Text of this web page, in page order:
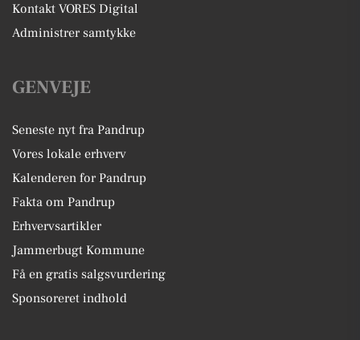
Kontakt VORES Digital
Administrer samtykke
GENVEJE
Seneste nyt fra Pandrup
Vores lokale erhverv
Kalenderen for Pandrup
Fakta om Pandrup
Erhvervsartikler
Jammerbugt Kommune
Få en gratis salgsvurdering
Sponsoreret indhold